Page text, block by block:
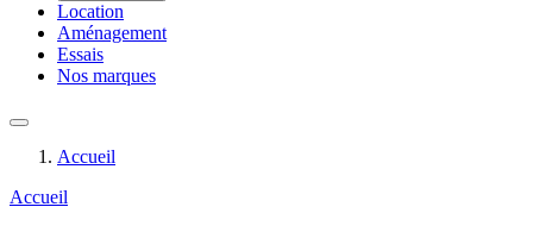
Location
Aménagement
Essais
Nos marques
Accueil
Accueil